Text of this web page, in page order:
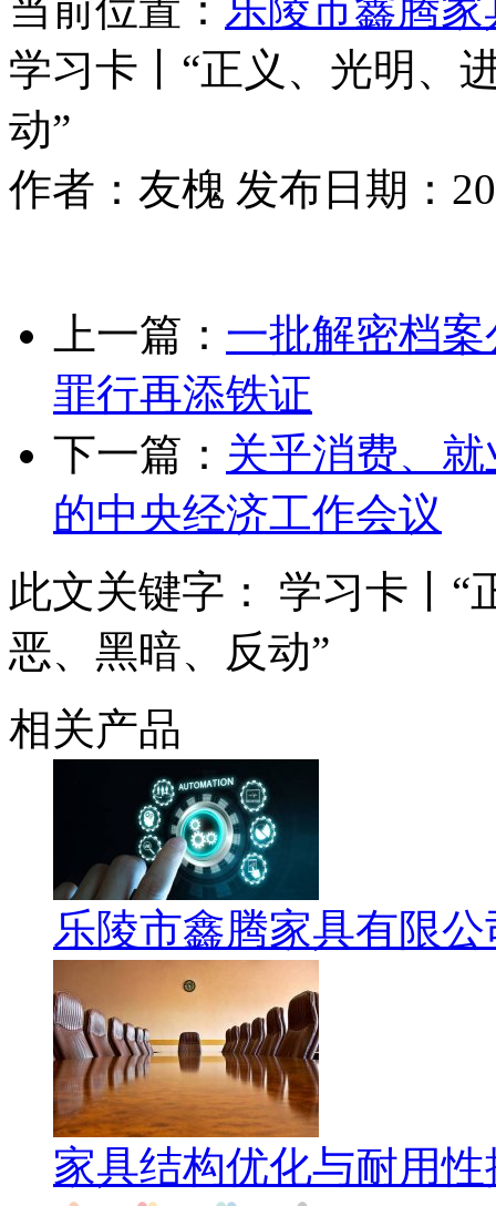
学习卡丨“正义、光明、
动”
作者：友槐 发布日期：
上一篇： 一批解密档
罪行再添铁证
下一篇： 关乎消费、
的中央经济工作会议
此文关键字：
学习卡丨“
恶、黑暗、反动”
相关产品
乐陵市鑫腾家具有限公
家具结构优化与耐用性